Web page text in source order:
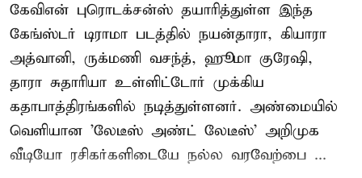
கேவிஎன் புரொடக்சன்ஸ் தயாரித்துள்ள இந்த
கேங்ஸ்டர் டிராமா படத்தில் நயன்தாரா, கியாரா
அத்வானி, ருக்மணி வசந்த், ஹூமா குரேஷி,
தாரா சுதாரியா உள்ளிட்டோர் முக்கிய
கதாபாத்திரங்களில் நடித்துள்ளனர். அண்மையில்
வெளியான 'லேடீஸ் அண்ட் லேடீஸ்' அறிமுக
வீடியோ ரசிகர்களிடையே நல்ல வரவேற்பை ...